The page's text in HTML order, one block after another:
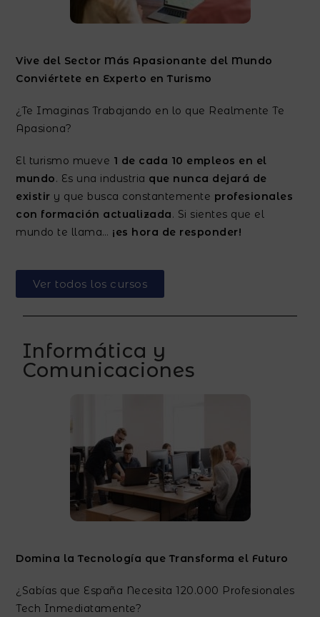
Vive del Sector Más Apasionante del Mundo
Conviértete en Experto en Turismo
¿Te Imaginas Trabajando en lo que Realmente Te
Apasiona?
El turismo mueve 1 de cada 10 empleos en el
mundo. Es una industria que nunca dejará de
existir y que busca constantemente profesionales
con formación actualizada. Si sientes que el
mundo te llama… ¡es hora de responder!
Ver todos los cursos
Informática y
Comunicaciones
Domina la Tecnología que Transforma el Futuro
¿Sabías que España Necesita 120.000 Profesionales
Tech Inmediatamente?